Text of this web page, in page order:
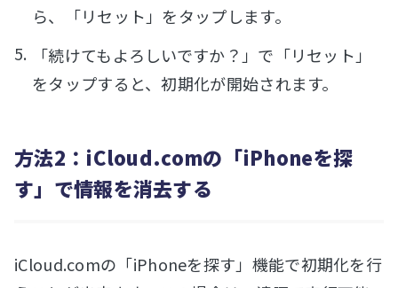
ら、「リセット」をタップします。
「続けてもよろしいですか？」で「リセット」
をタップすると、初期化が開始されます。
方法2：iCloud.comの「iPhoneを探
す」で情報を消去する
iCloud.comの「iPhoneを探す」機能で初期化を行